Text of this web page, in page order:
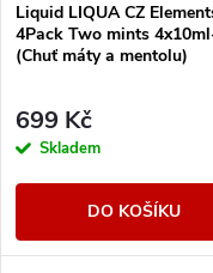
Liquid LIQUA CZ
4Pack Two mints
(Chuť máty a mentolu)
699 Kč
Skladem
DO KOŠÍKU